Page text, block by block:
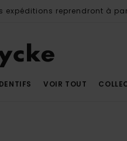
expéditions reprendront à
VOIR TOUT